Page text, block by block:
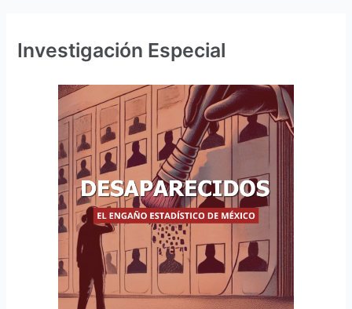
Investigación Especial